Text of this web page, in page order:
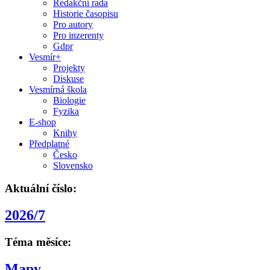
Redakční rada
Historie časopisu
Pro autory
Pro inzerenty
Gdpr
Vesmír+
Projekty
Diskuse
Vesmírná škola
Biologie
Fyzika
E-shop
Knihy
Předplatné
Česko
Slovensko
Aktuální číslo:
2026/7
Téma měsíce: